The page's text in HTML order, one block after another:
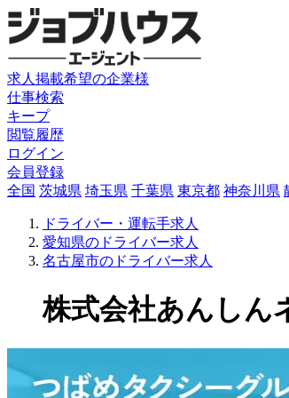
求人掲載希望の企業様
仕事検索
キープ
閲覧履歴
ログイン
会員登録
全国 茨城県 埼玉県 千葉県 東京都 神奈川県
ドライバー・運転手求人
愛知県のドライバー求人
名古屋市のドライバー求人
株式会社あんしん